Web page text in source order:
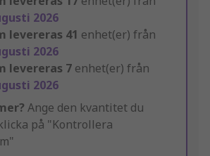
2026
levereras 41 enhet(er) från
2026
levereras 7 enhet(er) från
2026
Ange den kvantitet du
på "Kontrollera